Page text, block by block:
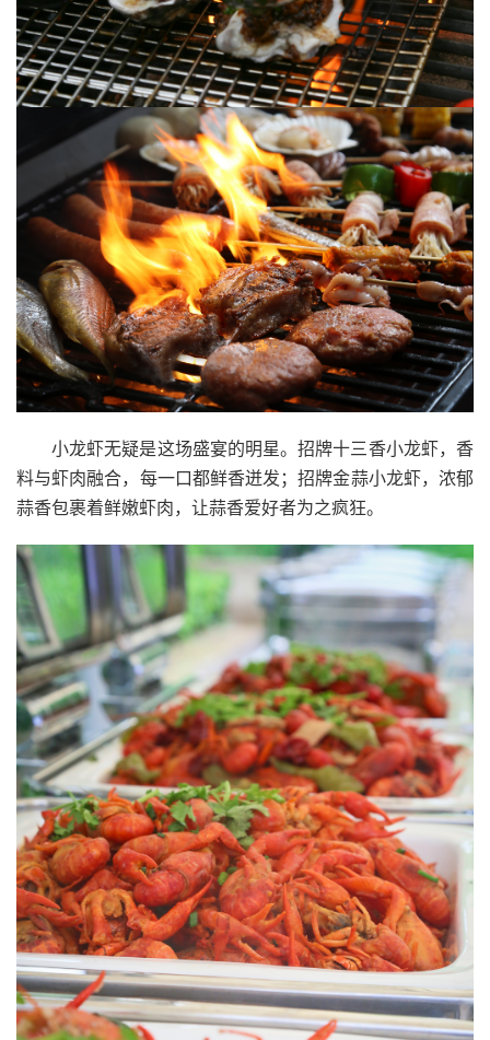
小龙虾无疑是这场盛宴的明星。招牌十三香小龙虾，香
料与虾肉融合，每一口都鲜香迸发；招牌金蒜小龙虾，浓郁
蒜香包裹着鲜嫩虾肉，让蒜香爱好者为之疯狂。